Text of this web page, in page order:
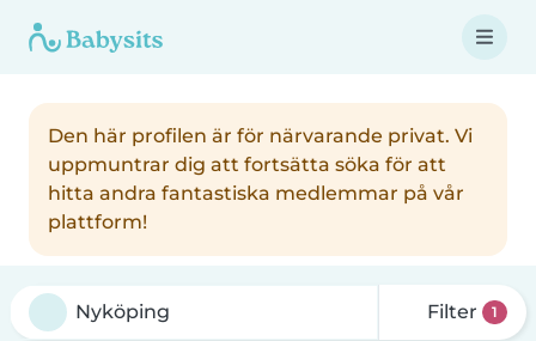
Den här profilen är för närvarande privat. Vi
uppmuntrar dig att fortsätta söka för att
hitta andra fantastiska medlemmar på vår
plattform!
Filter 1